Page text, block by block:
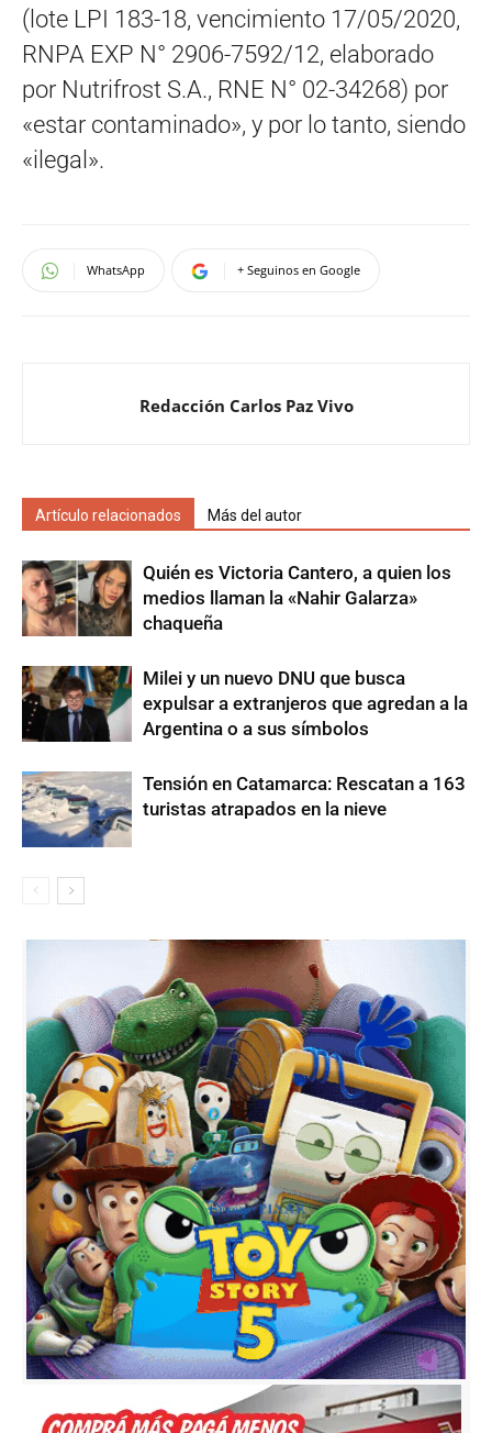
(lote LPI 183-18, vencimiento 17/05/2020,
RNPA EXP N° 2906-7592/12, elaborado
por Nutrifrost S.A., RNE N° 02-34268) por
«estar contaminado», y por lo tanto, siendo
«ilegal».
WhatsApp + Seguinos en Google
Redacción Carlos Paz Vivo
Artículo relacionados Más del autor
Quién es Victoria Cantero, a quien los
medios llaman la «Nahir Galarza»
chaqueña
Milei y un nuevo DNU que busca
expulsar a extranjeros que agredan a la
Argentina o a sus símbolos
Tensión en Catamarca: Rescatan a 163
turistas atrapados en la nieve